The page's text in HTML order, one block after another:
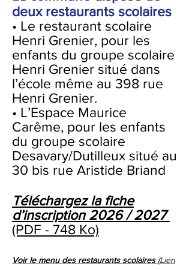
deux restaurants scolaires
• Le restaurant scolaire
Henri Grenier, pour les
enfants du groupe scolaire
Henri Grenier situé dans
l’école même au 398 rue
Henri Grenier.
• L’Espace Maurice
Carême, pour les enfants
du groupe scolaire
Desavary/Dutilleux situé au
30 bis rue Aristide Briand
Téléchargez la fiche
d’inscription 2026 / 2027
(PDF - 748 Ko)
Voir le menu des restaurants scolaires (Lien